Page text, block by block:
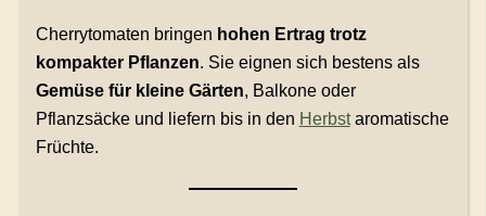
Cherrytomaten bringen hohen Ertrag trotz
kompakter Pflanzen. Sie eignen sich bestens als
Gemüse für kleine Gärten, Balkone oder
Pflanzsäcke und liefern bis in den Herbstaromatische
Früchte.